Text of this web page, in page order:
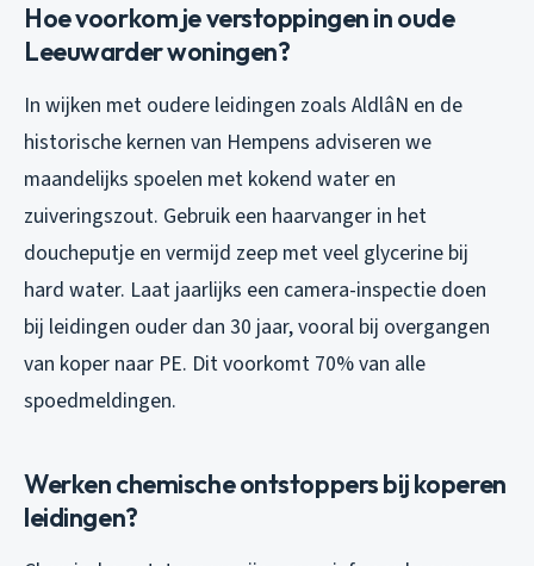
Hoe voorkom je verstoppingen in oude
Leeuwarder woningen?
In wijken met oudere leidingen zoals AldlâN en de
historische kernen van Hempens adviseren we
maandelijks spoelen met kokend water en
zuiveringszout. Gebruik een haarvanger in het
doucheputje en vermijd zeep met veel glycerine bij
hard water. Laat jaarlijks een camera-inspectie doen
bij leidingen ouder dan 30 jaar, vooral bij overgangen
van koper naar PE. Dit voorkomt 70% van alle
spoedmeldingen.
Werken chemische ontstoppers bij koperen
leidingen?